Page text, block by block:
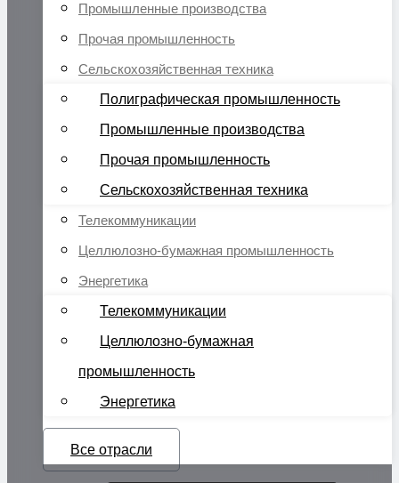
Промышленные производства
Прочая промышленность
Сельскохозяйственная техника
Полиграфическая промышленность
Промышленные производства
Прочая промышленность
Сельскохозяйственная техника
Телекоммуникации
Целлюлозно-бумажная промышленность
Энергетика
Телекоммуникации
Целлюлозно-бумажная
промышленность
Энергетика
Все отрасли